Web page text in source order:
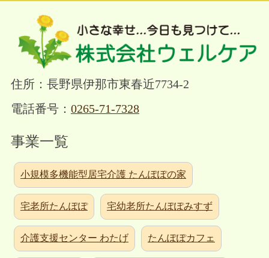
住所：長野県伊那市東春近7734-2
電話番号： 0265-71-7328
事業一覧
小規模多機能型居宅介護 たんぽぽの家
宅老所たんぽぽ 宅幼老所たんぽぽみすず
介護支援センター わたげ たんぽぽカフェ